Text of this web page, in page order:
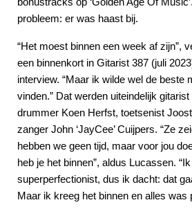
probleem: er was haast bij.
“Het moest binnen een week af zijn”,
een binnenkort in Gitarist 387 (juli
interview. “Maar ik wilde wel de beste
vinden.” Dat werden uiteindelijk
drummer Koen Herfst, toetsenist
zanger John ‘JayCee’ Cuijpers. “Ze
hebben we geen tijd, maar voor jou
heb je het binnen”, aldus Lucassen.
superperfectionist, dus ik dacht: dat
Maar ik kreeg het binnen en alles was